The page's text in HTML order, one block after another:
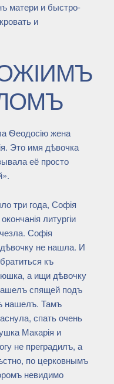
матери и быстро-
и
Ѳеодосію жена
Это имя дѣвочка
её просто
три года, Софія
литургіи
Софія
не нашла. И
къ
а ищи дѣвочку
спящей подъ
нашелъ. Тамъ
спать очень
Макарія и
не преградилъ, а
по церковнымъ
невидимо